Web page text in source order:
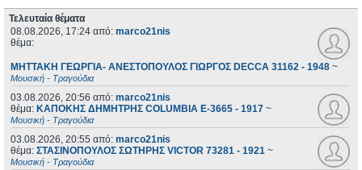
Τελευταία θέματα
08.08.2026, 17:24 από: marco21nis
θέμα:
ΜΗΤΤΑΚΗ ΓΕΩΡΓΙΑ- ΑΝΕΣΤΟΠΟΥΛΟΣ ΓΙΩΡΓΟΣ DECCA 31162 - 1948 ~
Μουσική - Τραγούδια
03.08.2026, 20:56 από: marco21nis
θέμα: ΚΑΠΟΚΗΣ ΔΗΜΗΤΡΗΣ COLUMBIA E-3665 - 1917 ~
Μουσική - Τραγούδια
03.08.2026, 20:55 από: marco21nis
θέμα: ΣΤΑΣΙΝΟΠΟΥΛΟΣ ΣΩΤΗΡΗΣ VICTOR 73281 - 1921 ~
Μουσική - Τραγούδια